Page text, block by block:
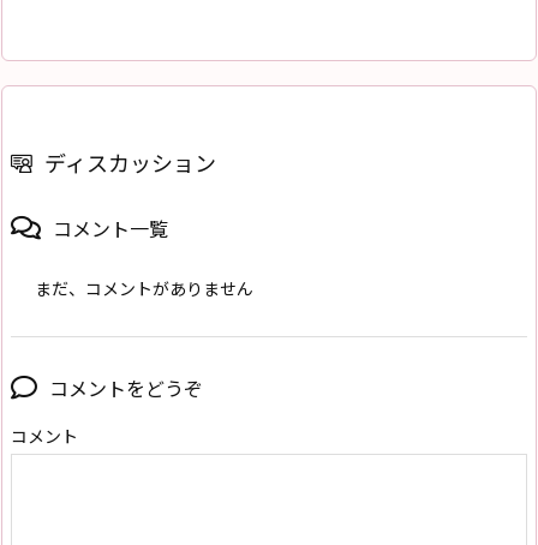
ディスカッション
コメント一覧
まだ、コメントがありません
コメントをどうぞ
コメント